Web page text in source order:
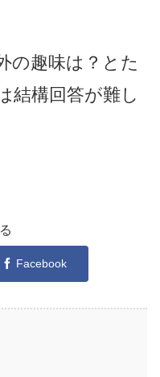
の趣味は？とた
結構回答が難し
Facebook